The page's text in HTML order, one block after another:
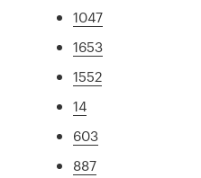
1047
1653
1552
14
603
887